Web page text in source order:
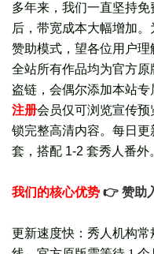
多年来，我们一直坚持
后，带宽成本大幅增加
赞助模式，望各位用户理
全站所有作品均为官方
盗链，会偶尔添加本站专
注册会员仅可浏览宣传预
锁完整高清内容。每日更
套， 搭配 1-2 套秀人番外
我们的核心优势 👉 赞助
更新速度快：秀人机构常